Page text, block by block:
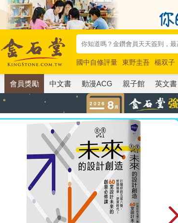
國中自修評量 東野圭吾 楊双子
唯紅花綻放
奧德賽 路邊攤新作
會員獎勵 中文書 動漫ACG 親子館 英文書